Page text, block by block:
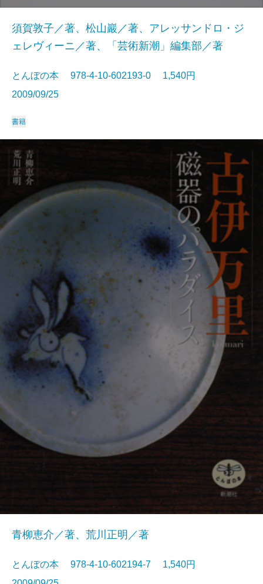
須賀敦子／著、松山巖／著、アレッサンドロ・ジ
ェレヴィーニ／著、「芸術新潮」編集部／著
とんぼの本 978-4-10-602193-0 1,540円
2009/09/25
書籍
青柳恵介／著、荒川正明／著
とんぼの本 978-4-10-602194-7 1,540円